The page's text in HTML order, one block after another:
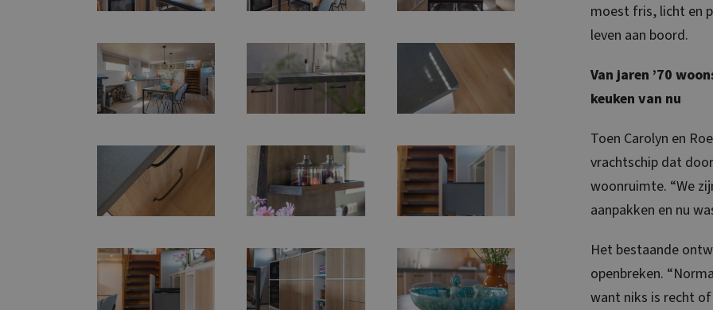
moest fris, licht en
leven aan boord.
Van jaren ’70
keuken van nu
Toen Carolyn en
vrachtschip dat
woonruimte. “We
aanpakken en nu
Het bestaande
openbreken.
want niks is recht